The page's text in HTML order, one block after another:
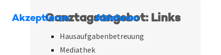
Ganztagsangebot: Links
Hausaufgabenbetreuung
Mediathek
Akzeptieren Ablehnen